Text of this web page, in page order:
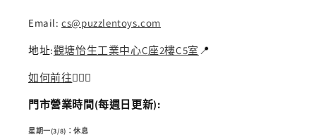
Email:cs@puzzlentoys.com
地址:觀塘怡生工業中心C座2樓C5室 📍
如何前往🏃🏻‍♂️
門市營業時間(每週日更新):
星期一(3/8)：休息